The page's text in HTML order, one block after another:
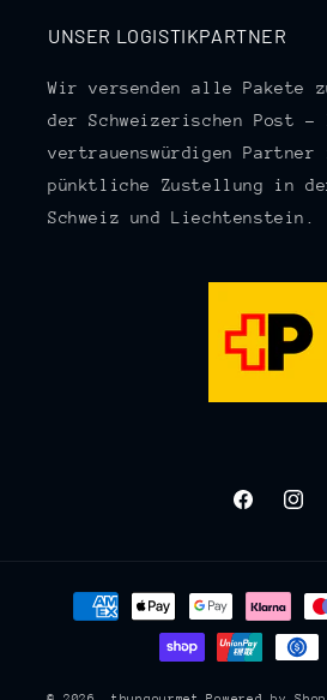
UNSER LOGISTIKPARTNER
Wir versenden alle Pakete
der Schweizerischen Post –
vertrauenswürdigen
pünktliche Zustellung in
Schweiz und Liechtenstein.
Facebook
Zahlungsmethoden